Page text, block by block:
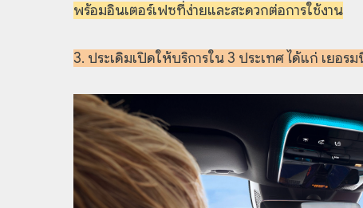
พร้อมอินเตอร์เฟซที่ง่ายและสะดวกต่อการใช้งาน
3. ประเดิมเปิดให้บริการใน 3 ประเทศ ได้แก่ เยอร